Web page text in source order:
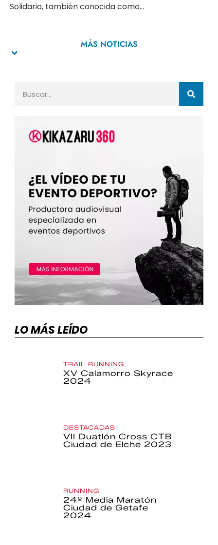
Solidario, también conocida como...
MÁS NOTICIAS
LO MÁS LEÍDO
TRAIL RUNNING
XV Calamorro Skyrace
2024
DESTACADAS
VII Duatlón Cross CTB
Ciudad de Elche 2023
RUNNING
24º Media Maratón
Ciudad de Getafe
2024